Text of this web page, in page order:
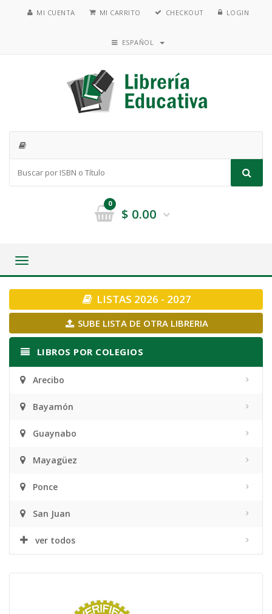
MI CUENTA MI CARRITO CHECKOUT LOGIN
ESPAÑOL
0
$ 0.00
Toggle
LISTAS 2026 - 2027
SUBE LISTA DE OTRA LIBRERIA
LIBROS POR COLEGIOS
Arecibo
Bayamón
Guaynabo
Mayagüez
Ponce
San Juan
ver todos